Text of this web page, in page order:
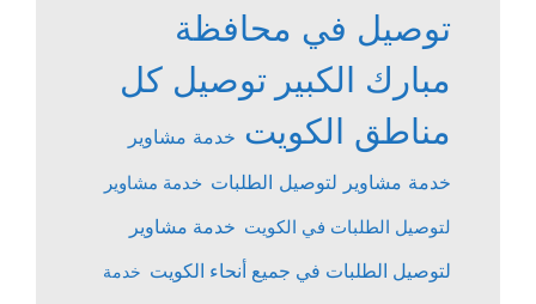
توصيل في محافظة
مبارك الكبير توصيل كل
مناطق الكويت خدمة مشاوير
خدمة مشاوير لتوصيل الطلبات خدمة مشاوير
لتوصيل الطلبات في الكويت خدمة مشاوير
لتوصيل الطلبات في جميع أنحاء الكويت خدمة